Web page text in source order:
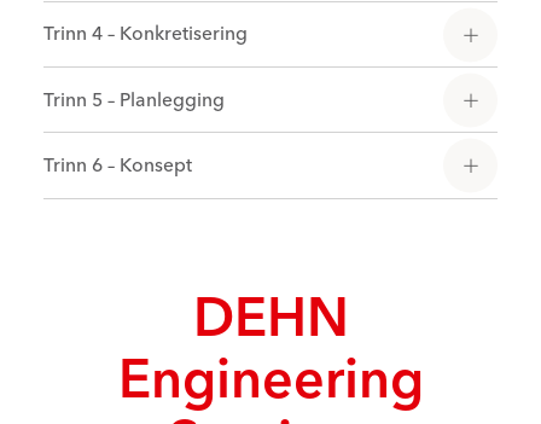
Trinn 4 – Konkretisering
Trinn 5 – Planlegging
Trinn 6 – Konsept
DEHN
Engineering